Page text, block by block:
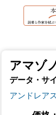
アマゾ
データ・サ
アンドレア